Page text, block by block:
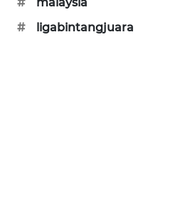
#
malaysia
#
ligabintangjuara
PLN